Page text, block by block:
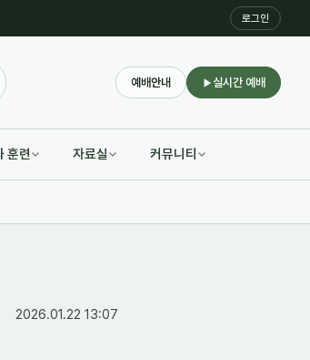
로그인
예배안내 실시간 예배
훈련 자료실 커뮤니티
2026.01.22 13:07